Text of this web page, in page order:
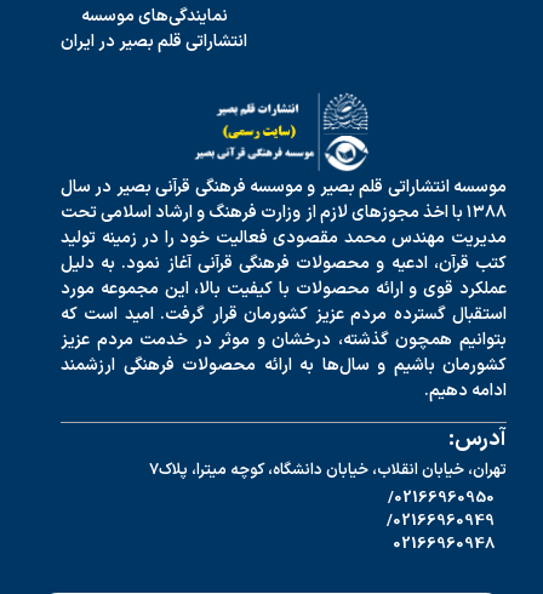
نمایندگی‌های موسسه
انتشاراتی قلم بصیر در ایران
موسسه انتشاراتی قلم بصیر و موسسه فرهنگی قرآنی بصیر در سال
۱۳۸۸ با اخذ مجوزهای لازم از وزارت فرهنگ و ارشاد اسلامی تحت
مدیریت مهندس محمد مقصودی فعالیت خود را در زمینه تولید
کتب قرآن، ادعیه و محصولات فرهنگی قرآنی آغاز نمود. به دلیل
عملکرد قوی و ارائه محصولات با کیفیت بالا، این مجموعه مورد
استقبال گسترده مردم عزیز کشورمان قرار گرفت. امید است که
بتوانیم همچون گذشته، درخشان و موثر در خدمت مردم عزیز
کشورمان باشیم و سال‌ها به ارائه محصولات فرهنگی ارزشمند
ادامه دهیم.
آدرس:
تهران، خیابان انقلاب، خیابان دانشگاه، کوچه میترا، پلاک7
02166960950/
02166960949/
02166960948